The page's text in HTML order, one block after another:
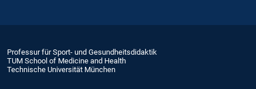
Professur für Sport- und Gesundheitsdidaktik
TUM School of Medicine and Health
Technische Universität München